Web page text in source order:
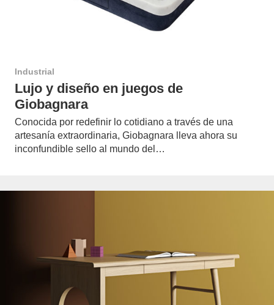
Industrial
Lujo y diseño en juegos de
Giobagnara
Conocida por redefinir lo cotidiano a través de una
artesanía extraordinaria, Giobagnara lleva ahora su
inconfundible sello al mundo del…